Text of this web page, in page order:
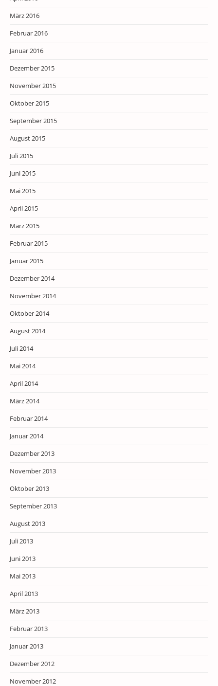
März 2016
Februar 2016
Januar 2016
Dezember 2015
November 2015
Oktober 2015
September 2015
August 2015
Juli 2015
Juni 2015
Mai 2015
April 2015
März 2015
Februar 2015
Januar 2015
Dezember 2014
November 2014
Oktober 2014
August 2014
Juli 2014
Mai 2014
April 2014
März 2014
Februar 2014
Januar 2014
Dezember 2013
November 2013
Oktober 2013
September 2013
August 2013
Juli 2013
Juni 2013
Mai 2013
April 2013
März 2013
Februar 2013
Januar 2013
Dezember 2012
November 2012